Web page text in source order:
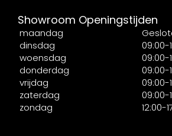
Showroom Openingstijden
maandag
dinsdag
09:00-
woensdag
09:00-
donderdag
09:00-
vrijdag
09:00-
zaterdag
09:00-
zondag
12:00-